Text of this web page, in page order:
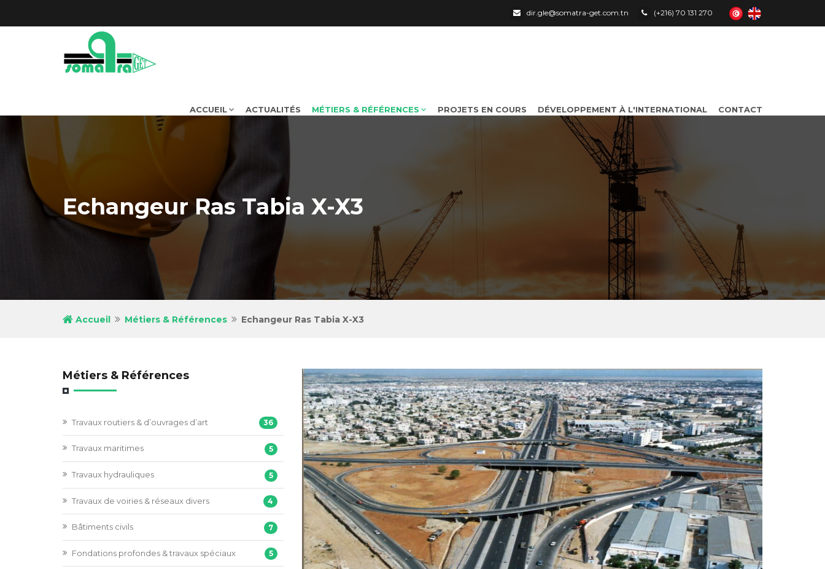
dir.gle@somatra-get.com.tn (+216) 70 131 270
ACCUEIL ACTUALITÉS MÉTIERS & RÉFÉRENCES PROJETS EN COURS DÉVELOPPEMENT À L'INTERNATIONAL CONTACT
Echangeur Ras Tabia X-X3
Accueil Métiers & Références Echangeur Ras Tabia X-X3
Métiers & Références
Travaux routiers & d’ouvrages d’art 36
Travaux maritimes 5
Travaux hydrauliques 5
Travaux de voiries & réseaux divers 4
Bâtiments civils 7
Fondations profondes & travaux spéciaux 5